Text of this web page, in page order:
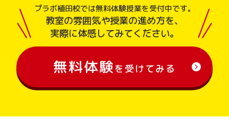
プラボ植田校では無料体験授業を受付中です。
教室の雰囲気や授業の進め方を、
実際に体感してみてください。
無料体験を受けてみる